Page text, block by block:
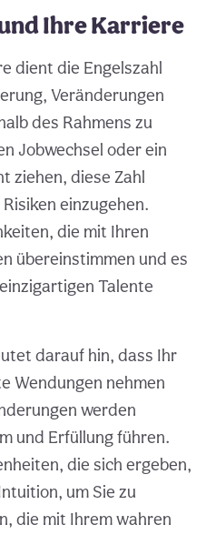
Ihre Karriere
dient die Engelszahl
Veränderungen
des Rahmens zu
Jobwechsel oder ein
ziehen, diese Zahl
einzugehen.
die mit Ihren
übereinstimmen und es
Talente
darauf hin, dass Ihr
Wendungen nehmen
werden
und Erfüllung führen.
die sich ergeben,
um Sie zu
die mit Ihrem wahren